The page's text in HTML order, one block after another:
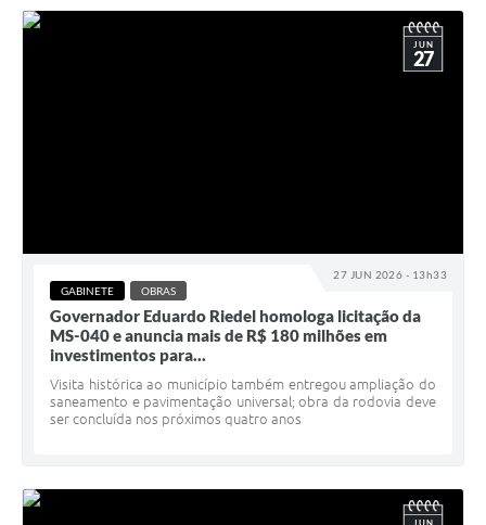
27 JUN 2026 - 13h33
JUN
27
GABINETE OBRAS
Governador Eduardo Riedel homologa licitação da
MS-040 e anuncia mais de R$ 180 milhões em
investimentos para...
Visita histórica ao município também entregou ampliação do
saneamento e pavimentação universal; obra da rodovia deve
ser concluída nos próximos quatro anos